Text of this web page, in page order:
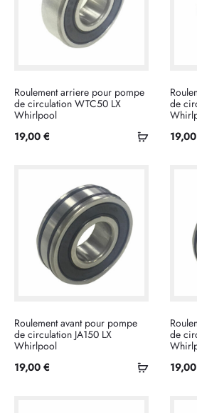
Ajouter
Roulement arriere pour pompe
de circulation WTC50 LX
Whirlpool
19,00 €
de
19,00
Ajouter
Roulement avant pour pompe
de circulation JA150 LX
Whirlpool
19,00 €
de
19,00